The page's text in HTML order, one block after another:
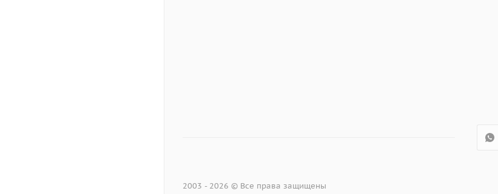
2003 - 2026 © Все права защищены